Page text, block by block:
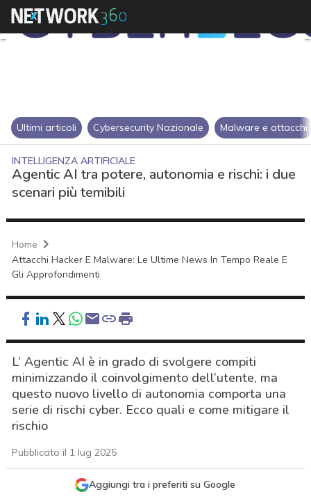
Ultimi articoli Cybersecurity Nazionale Malware e attacchi
INTELLIGENZA ARTIFICIALE
Agentic AI tra potere, autonomia e rischi: i due
scenari più temibili
Home
Attacchi Hacker E Malware: Le Ultime News In Tempo Reale E
Gli Approfondimenti
L’ Agentic AI è in grado di svolgere compiti
minimizzando il coinvolgimento dell’utente, ma
questo nuovo livello di autonomia comporta una
serie di rischi cyber. Ecco quali e come mitigare il
rischio
Pubblicato il 1 lug 2025
Aggiungi tra i preferiti su Google